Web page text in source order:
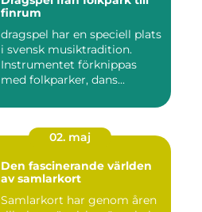
finrum
dragspel har en speciell plats
i svensk musiktradition.
Instrumentet förknippas
med folkparker, dans...
02. maj
Den fascinerande världen
av samlarkort
Samlarkort har genom åren